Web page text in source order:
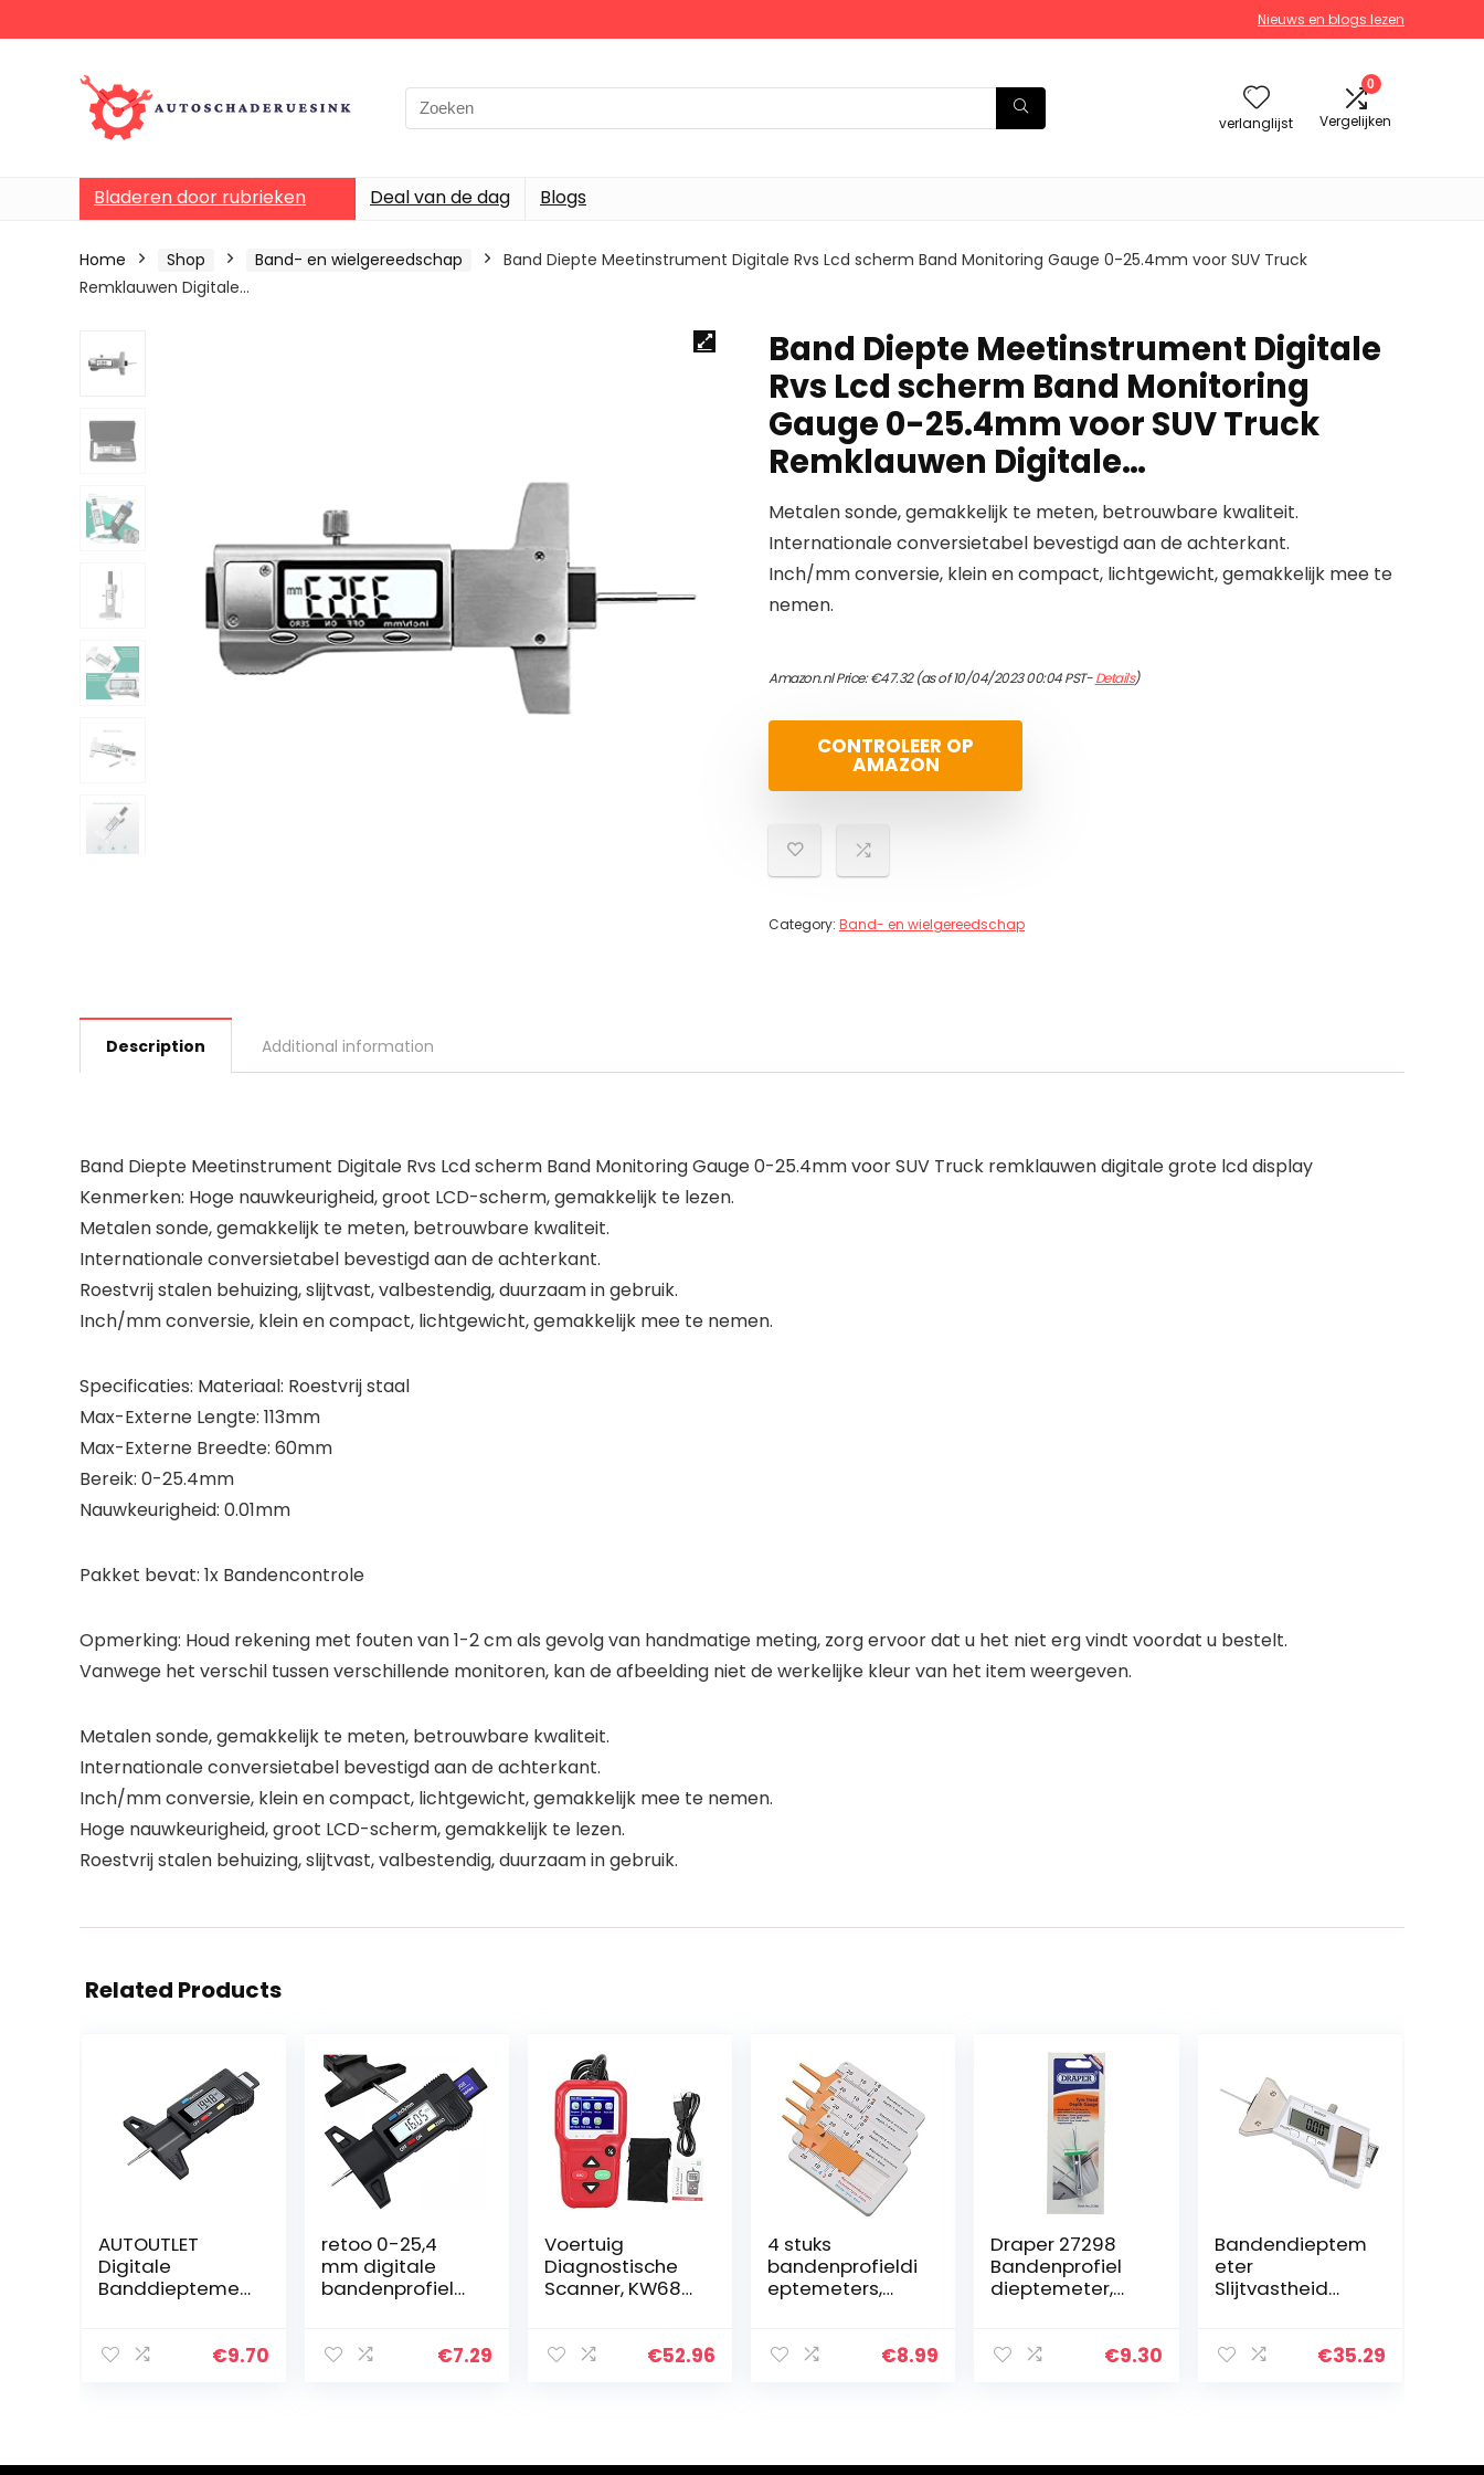
Nieuws en blogs lezen
verlanglijst
0
Vergelijken
Bladeren door rubrieken Deal van de dag Blogs
Home Shop Band- en wielgereedschap
Band Diepte Meetinstrument Digitale Rvs Lcd scherm Band Monitoring Gauge 0-25.4mm voor SUV Truck
Remklauwen Digitale…
Band Diepte Meetinstrument Digitale
Rvs Lcd scherm Band Monitoring
Gauge 0-25.4mm voor SUV Truck
Remklauwen Digitale…
Metalen sonde, gemakkelijk te meten, betrouwbare kwaliteit.
Internationale conversietabel bevestigd aan de achterkant.
Inch/mm conversie, klein en compact, lichtgewicht, gemakkelijk mee te
nemen.
Amazon.nl Price:€47.32(as of 10/04/2023 00:04 PST-Details)
CONTROLEER OP
AMAZON
Category: Band- en wielgereedschap
Description Additional information
Band Diepte Meetinstrument Digitale Rvs Lcd scherm Band Monitoring Gauge 0-25.4mm voor SUV Truck remklauwen digitale grote lcd display
Kenmerken: Hoge nauwkeurigheid, groot LCD-scherm, gemakkelijk te lezen.
Metalen sonde, gemakkelijk te meten, betrouwbare kwaliteit.
Internationale conversietabel bevestigd aan de achterkant.
Roestvrij stalen behuizing, slijtvast, valbestendig, duurzaam in gebruik.
Inch/mm conversie, klein en compact, lichtgewicht, gemakkelijk mee te nemen.
Specificaties: Materiaal: Roestvrij staal
Max-Externe Lengte: 113mm
Max-Externe Breedte: 60mm
Bereik: 0-25.4mm
Nauwkeurigheid: 0.01mm
Pakket bevat: 1x Bandencontrole
Opmerking: Houd rekening met fouten van 1-2 cm als gevolg van handmatige meting, zorg ervoor dat u het niet erg vindt voordat u bestelt.
Vanwege het verschil tussen verschillende monitoren, kan de afbeelding niet de werkelijke kleur van het item weergeven.
Metalen sonde, gemakkelijk te meten, betrouwbare kwaliteit.
Internationale conversietabel bevestigd aan de achterkant.
Inch/mm conversie, klein en compact, lichtgewicht, gemakkelijk mee te nemen.
Hoge nauwkeurigheid, groot LCD-scherm, gemakkelijk te lezen.
Roestvrij stalen behuizing, slijtvast, valbestendig, duurzaam in gebruik.
Related Products
AUTOUTLET
Digitale
Banddieptemet
Autoband
€9.70
retoo 0-25,4
mm digitale
bandenprofielm
geschikt voor€7.29
Voertuig
Diagnostische
Scanner, KW680
Diagnose Tool
€52.96
4 stuks
bandenprofieldi
eptemeters,
bandenprofieldi
€8.99
Draper 27298
Bandenprofiel
dieptemeter,
€9.30
Bandendieptem
eter
Slijtvastheid
nauwkeurigheid
€35.29